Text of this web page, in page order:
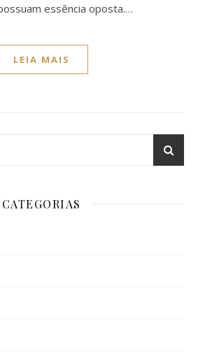
essência oposta.…
LEIA MAIS
CATEGORIAS